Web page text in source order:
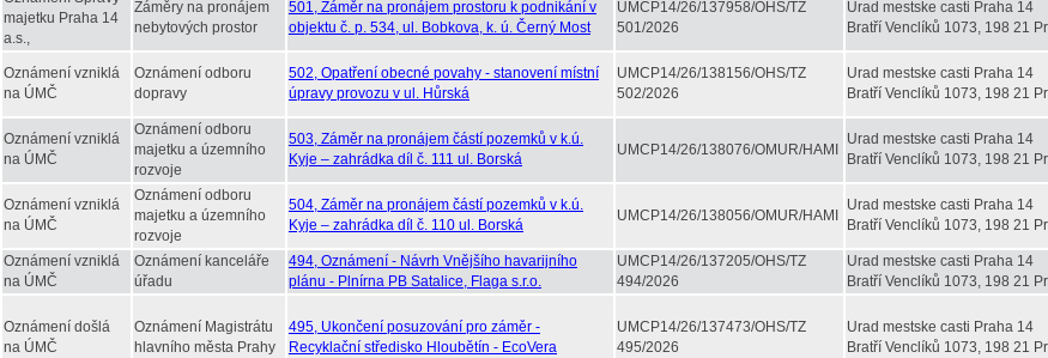
majetku Praha 14
a.s.,
Záměry na pronájem
nebytových prostor
501, Záměr na pronájem prostoru k podnikání v
objektu č. p. 534, ul. Bobkova, k. ú. Černý Most
UMCP14/26/137958/OHS/TZ
501/2026
Urad mestske casti Praha 14
Bratří Venclíků 1073, 198 21
Oznámení vzniklá
na ÚMČ
Oznámení odboru
dopravy
502, Opatření obecné povahy - stanovení místní
úpravy provozu v ul. Hůrská
UMCP14/26/138156/OHS/TZ
502/2026
Urad mestske casti Praha 14
Bratří Venclíků 1073, 198 21
Oznámení vzniklá
na ÚMČ
Oznámení odboru
majetku a územního
rozvoje
503, Záměr na pronájem částí pozemků v k.ú.
Kyje – zahrádka díl č. 111 ul. Borská
UMCP14/26/138076/OMUR/HAMI
Urad mestske casti Praha 14
Bratří Venclíků 1073, 198 21
Oznámení vzniklá
na ÚMČ
Oznámení odboru
majetku a územního
rozvoje
504, Záměr na pronájem částí pozemků v k.ú.
Kyje – zahrádka díl č. 110 ul. Borská
UMCP14/26/138056/OMUR/HAMI
Urad mestske casti Praha 14
Bratří Venclíků 1073, 198 21
Oznámení vzniklá
na ÚMČ
Oznámení kanceláře
úřadu
494, Oznámení - Návrh Vnějšího havarijního
plánu - Plnírna PB Satalice, Flaga s.r.o.
UMCP14/26/137205/OHS/TZ
494/2026
Urad mestske casti Praha 14
Bratří Venclíků 1073, 198 21
Oznámení došlá
na ÚMČ
Oznámení Magistrátu
hlavního města Prahy
495, Ukončení posuzování pro záměr -
Recyklační středisko Hloubětín - EcoVera
UMCP14/26/137473/OHS/TZ
495/2026
Urad mestske casti Praha 14
Bratří Venclíků 1073, 198 21